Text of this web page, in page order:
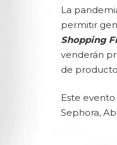
La
permitir
Shopping
venderán
de
Este
Sephora,